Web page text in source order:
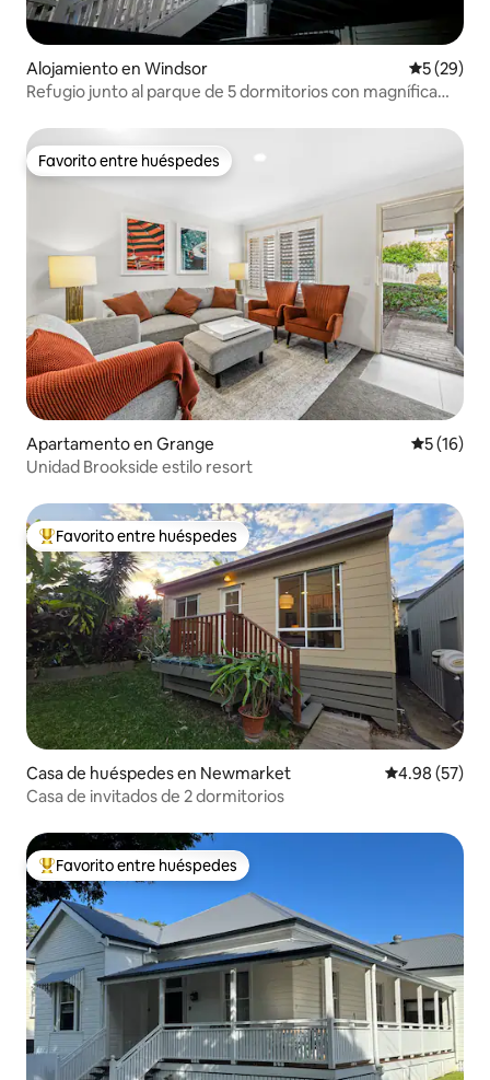
Alojamiento en Windsor
5 (29)
Refugio junto al parque de 5 dormitorios con magnífica
Favorito entre huéspedes
Favorito entre huéspedes
Apartamento en Grange
5 (16)
Unidad Brookside estilo resort
Favorito entre huéspedes preferido
Favorito entre huéspedes
Casa de huéspedes en Newmarket Calificación
4.98 (57)
Casa de invitados de 2 dormitorios
Favorito entre huéspedes preferido
Favorito entre huéspedes